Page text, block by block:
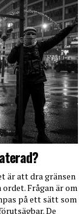
är att dra gränsen
Frågan är om
på ett sätt som
De